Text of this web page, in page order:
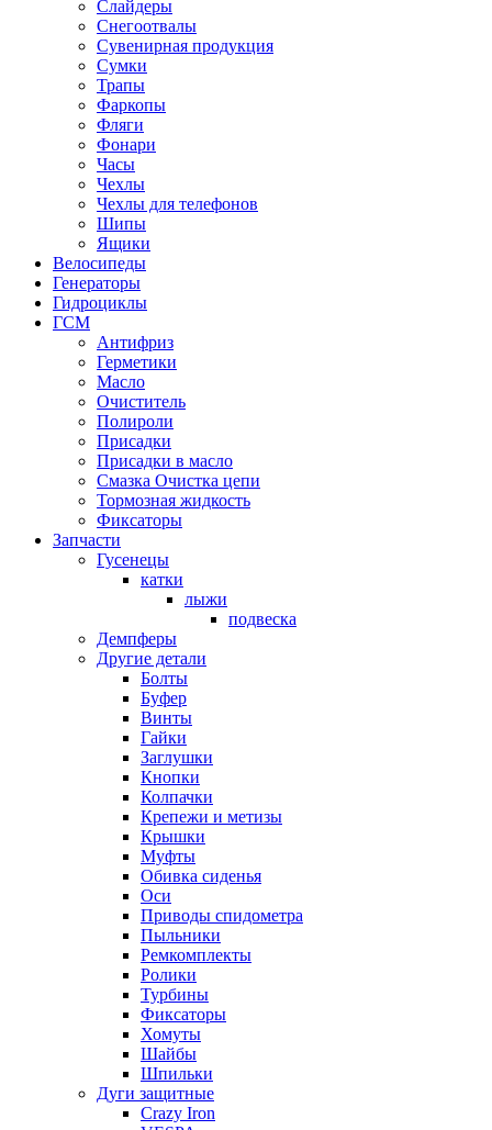
Слайдеры
Снегоотвалы
Сувенирная продукция
Сумки
Трапы
Фаркопы
Фляги
Фонари
Часы
Чехлы
Чехлы для телефонов
Шипы
Ящики
Велосипеды
Генераторы
Гидроциклы
ГСМ
Антифриз
Герметики
Масло
Очиститель
Полироли
Присадки
Присадки в масло
Смазка Очистка цепи
Тормозная жидкость
Фиксаторы
Запчасти
Гусенецы
катки
лыжи
подвеска
Демпферы
Другие детали
Болты
Буфер
Винты
Гайки
Заглушки
Кнопки
Колпачки
Крепежи и метизы
Крышки
Муфты
Обивка сиденья
Оси
Приводы спидометра
Пыльники
Ремкомплекты
Ролики
Турбины
Фиксаторы
Хомуты
Шайбы
Шпильки
Дуги защитные
Crazy Iron